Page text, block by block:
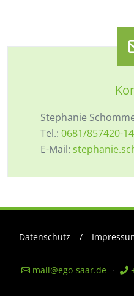
Stephanie
Tel.: 0681/857420-14
E-Mail:
Datenschutz /
mail@ego-saar.de ·